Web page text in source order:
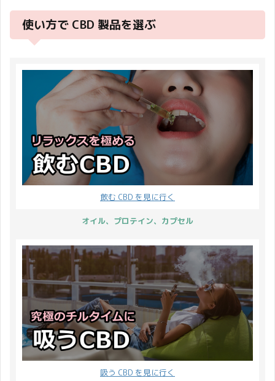
されています。 バラの花
言葉は「愛情」「尊敬」
「感謝」「勇気」など、
ッタリだと思います。 そ
んなバラにプラスして
CBD 製品を添え 大切な
家族に感謝の気持 ...
シードナッツは、加熱す
ると必須脂肪酸が壊れて
しまうので NG ですが
とは全く問題ありません
♪ ヘンプ食品でお手軽に
栄養を補って毎日を健や
かにお過ごしください ...
京では妙に暖かい日があ
ったり冬らしく寒さが厳
しい日があったりと、寒
状況が続いています。 し
っかりと体調管理をしな
いとすぐに風邪をひいて
しまいそうですが、あな
たは上手にセルフケアが
できていますでしょう
か？ CBD で風邪が治っ
たりはしませんが日々の
セルフケアとして健康維
持に一役買ってくれま
す。 そこで CBDMANiA
ントキャンペーン』と題
してプレゼントを ...
入ってしまう季節です。
うか。 5月は辛い花粉症
が終了するシーズン、そ
して個人的に誕生月でも
あるので笑 大好きな月で
す♪ そんな月はじめに、
ワクワクするような 新商
品をリリース しました♪
同時に CBDMANiA 2023
年 ゴールデンウィークキ
でお知らせいたします！
から、「NIGHT」 ...
使い方で CBD 製品を選ぶ
飲む CBD を見に行く
オイル、プロテイン、カプセル
吸う CBD を見に行く